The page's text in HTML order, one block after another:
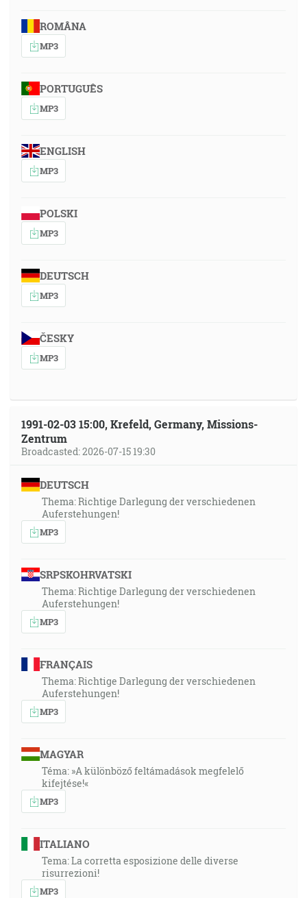
ROMÂNA
MP3
PORTUGUÊS
MP3
ENGLISH
MP3
POLSKI
MP3
DEUTSCH
MP3
ČESKY
MP3
1991-02-03 15:00, Krefeld, Germany, Missions-
Zentrum
Broadcasted: 2026-07-15 19:30
DEUTSCH
Thema: Richtige Darlegung der verschiedenen
Auferstehungen!
MP3
SRPSKOHRVATSKI
Thema: Richtige Darlegung der verschiedenen
Auferstehungen!
MP3
FRANÇAIS
Thema: Richtige Darlegung der verschiedenen
Auferstehungen!
MP3
MAGYAR
Téma: »A különböző feltámadások megfelelő
kifejtése!«
MP3
ITALIANO
Tema: La corretta esposizione delle diverse
risurrezioni!
MP3